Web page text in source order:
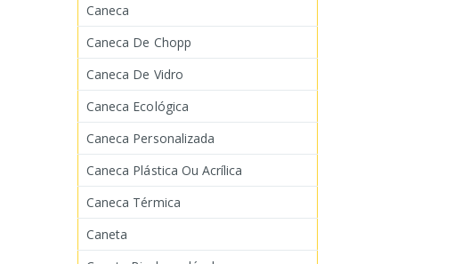
Caneca
Caneca De Chopp
Caneca De Vidro
Caneca Ecológica
Caneca Personalizada
Caneca Plástica Ou Acrílica
Caneca Térmica
Caneta